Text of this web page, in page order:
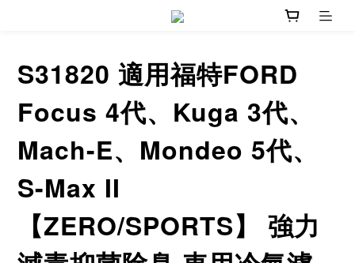
S31820 適用福特FORD
Focus 4代、Kuga 3代、
Mach-E、Mondeo 5代、
S-Max II
【ZERO/SPORTS】 強力